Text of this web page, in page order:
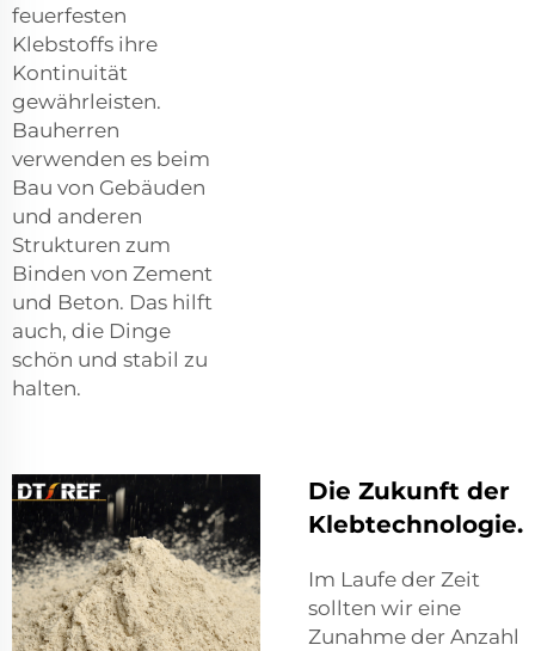
feuerfesten
Klebstoffs ihre
Kontinuität
gewährleisten.
Bauherren
verwenden es beim
Bau von Gebäuden
und anderen
Strukturen zum
Binden von Zement
und Beton. Das hilft
auch, die Dinge
schön und stabil zu
halten.
Die Zukunft der
Klebtechnologie.
Im Laufe der Zeit
sollten wir eine
Zunahme der Anzahl